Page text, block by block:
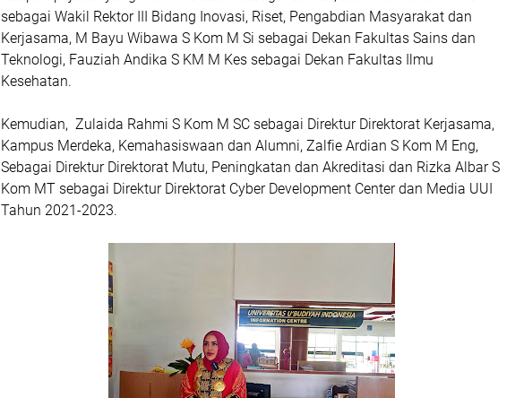
sebagai Wakil Rektor III Bidang Inovasi, Riset, Pengabdian Masyarakat dan
Kerjasama, M Bayu Wibawa S Kom M Si sebagai Dekan Fakultas Sains dan
Teknologi, Fauziah Andika S KM M Kes sebagai Dekan Fakultas Ilmu
Kesehatan.
Kemudian, Zulaida Rahmi S Kom M SC sebagai Direktur Direktorat Kerjasama,
Kampus Merdeka, Kemahasiswaan dan Alumni, Zalfie Ardian S Kom M Eng,
Sebagai Direktur Direktorat Mutu, Peningkatan dan Akreditasi dan Rizka Albar S
Kom MT sebagai Direktur Direktorat Cyber Development Center dan Media UUI
Tahun 2021-2023.